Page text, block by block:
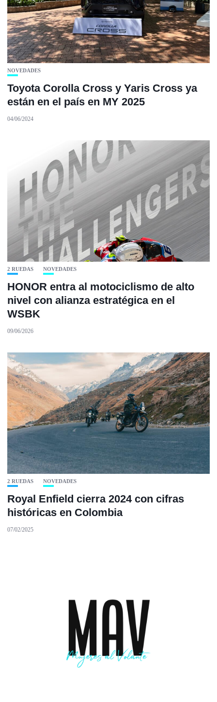
NOVEDADES
Toyota Corolla Cross y Yaris Cross ya
están en el país en MY 2025
04/06/2024
2 RUEDAS NOVEDADES
HONOR entra al motociclismo de alto
nivel con alianza estratégica en el
WSBK
09/06/2026
2 RUEDAS NOVEDADES
Royal Enfield cierra 2024 con cifras
históricas en Colombia
07/02/2025